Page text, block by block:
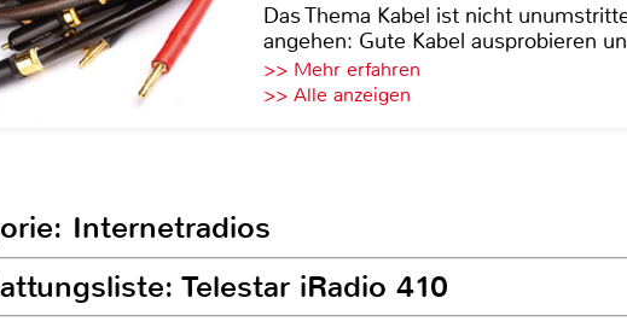
Das Thema Kabel ist nicht
angehen: Gute Kabel ausprobieren
>> Mehr erfahren
>> Alle anzeigen
Internetradios
Telestar iRadio 410